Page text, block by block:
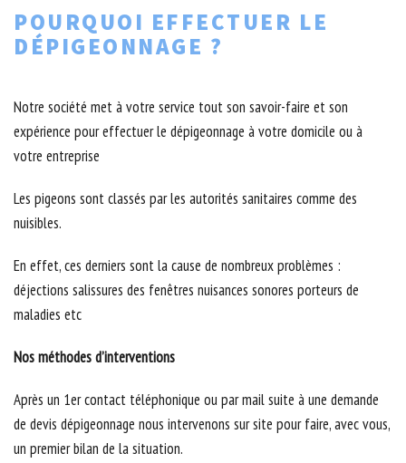
POURQUOI EFFECTUER LE
DÉPIGEONNAGE ?
Notre société met à votre service tout son savoir-faire et son
expérience pour effectuer le dépigeonnage à votre domicile ou à
votre entreprise
Les pigeons sont classés par les autorités sanitaires comme des
nuisibles.
En effet, ces derniers sont la cause de nombreux problèmes :
déjections salissures des fenêtres nuisances sonores porteurs de
maladies etc
Nos méthodes d’interventions
Après un 1er contact téléphonique ou par mail suite à une demande
de devis dépigeonnage nous intervenons sur site pour faire, avec vous,
un premier bilan de la situation.